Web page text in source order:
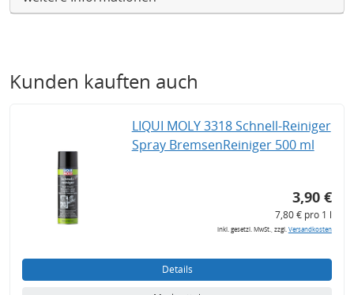
Kunden kauften auch
LIQUI MOLY 3318 Schnell-Reiniger
Spray BremsenReiniger 500 ml
3,90 €
7,80 € pro 1 l
inkl. gesetzl. MwSt., zzgl.Versandkosten
Details